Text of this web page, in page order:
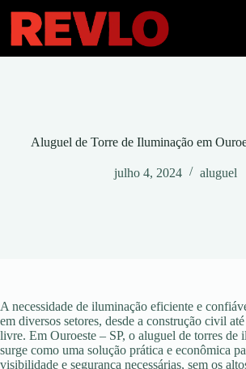
para
conteúdo
Aluguel de Torre de Iluminação em
julho 4, 2024 aluguel
A necessidade de iluminação eficiente e
em diversos setores, desde a construção civil
livre. Em Ouroeste – SP, o aluguel de torres de
surge como uma solução prática e econômica
visibilidade e segurança necessárias, sem os